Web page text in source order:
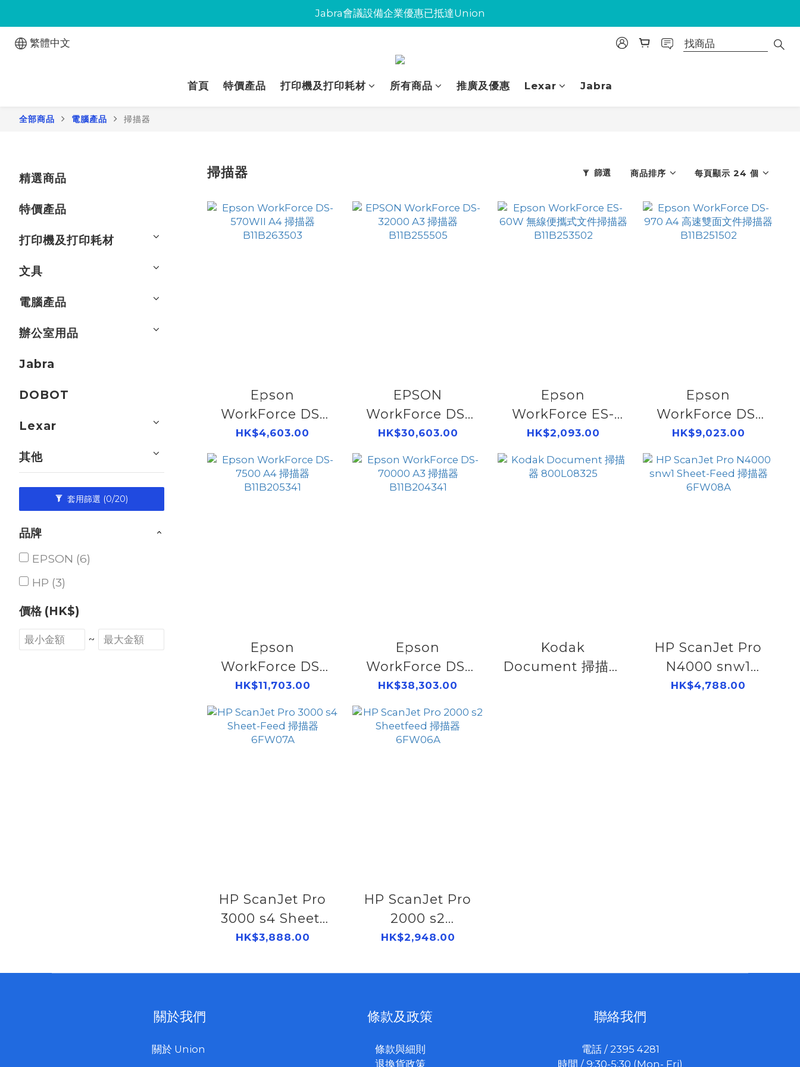
Jabra會議設備企業優惠已抵達Union
Jabra會議設備企業優惠已抵達Union
Jabra會議設備企業優惠已抵達Union
繁體中文
首頁 特價產品 打印機及打印耗材 所有商品 推廣及優惠 Lexar Jabra
全部商品 電腦產品 掃描器
精選商品
特價產品
打印機及打印耗材
文具
電腦產品
辦公室用品
Jabra
DOBOT
Lexar
其他
套用篩選 (0/20)
品牌
EPSON (6)
HP (3)
價格 (HK$)
~
掃描器 篩選 商品排序 每頁顯示 24 個
Epson
WorkForce DS-
570WII A4 掃描器
B11B263503
HK$4,603.00
EPSON
WorkForce DS-
32000 A3 掃描器
B11B255505
HK$30,603.00
Epson
WorkForce ES-
60W 無線便攜式文
件掃描器
B11B253502
HK$2,093.00
Epson
WorkForce DS-
970 A4 高速雙面文
件掃描器
B11B251502
HK$9,023.00
Epson
WorkForce DS-
7500 A4 掃描器
HK$11,703.00
Epson
WorkForce DS-
70000 A3 掃描器
HK$38,303.00
Kodak
Document 掃描器
HP ScanJet Pro
N4000 snw1
Sheet-Feed 掃描
HK$4,788.00
HP ScanJet Pro
3000 s4 Sheet-
Feed 掃描器
HK$3,888.00
HP ScanJet Pro
2000 s2
Sheetfeed 掃描器
HK$2,948.00
關於我們
關於 Union
條款及政策
條款與細則
退換貨政策
聯絡我們
電話 / 2395 4281
時間 / 9:30-5:30 (Mon- Fri)